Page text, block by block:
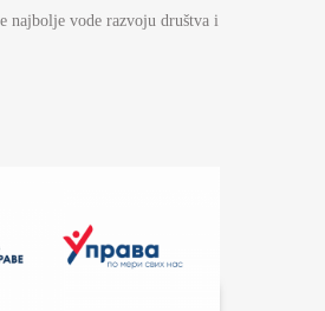
najbolje vode razvoju društva i